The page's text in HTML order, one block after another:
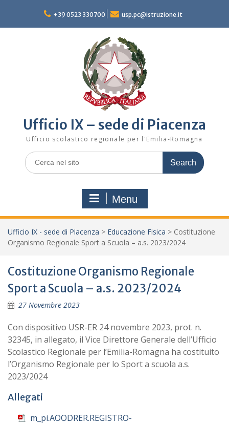
content
+39 0523 330700 usp.pc@istruzione.it
Ufficio IX – sede di Piacenza
Ufficio scolastico regionale per l'Emilia-Romagna
Search
for:
Menu
Ufficio IX - sede di Piacenza > Educazione Fisica > Costituzione
Organismo Regionale Sport a Scuola – a.s. 2023/2024
Costituzione Organismo Regionale
Sport a Scuola – a.s. 2023/2024
27 Novembre 2023
Con dispositivo USR-ER 24 novembre 2023, prot. n.
32345, in allegato, il Vice Direttore Generale dell’Ufficio
Scolastico Regionale per l’Emilia-Romagna ha costituito
l’Organismo Regionale per lo Sport a scuola a.s.
2023/2024
Allegati
m_pi.AOODRER.REGISTRO-